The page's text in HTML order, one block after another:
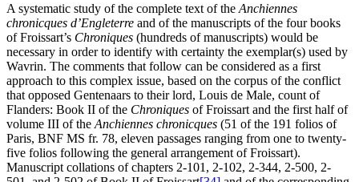
A systematic study of the complete text of the Anchiennes
chronicques d’Engleterre and of the manuscripts of the four books
of Froissart’s Chroniques (hundreds of manuscripts) would be
necessary in order to identify with certainty the exemplar(s) used by
Wavrin. The comments that follow can be considered as a first
approach to this complex issue, based on the corpus of the conflict
that opposed Gentenaars to their lord, Louis de Male, count of
Flanders: Book II of the Chroniques of Froissart and the first half of
volume III of the Anchiennes chronicques (51 of the 191 folios of
Paris, BNF MS fr. 78, eleven passages ranging from one to twenty-
five folios following the general arrangement of Froissart).
Manuscript collations of chapters 2-101, 2-102, 2-344, 2-500, 2-